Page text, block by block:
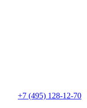
+7 (495) 128-12-70